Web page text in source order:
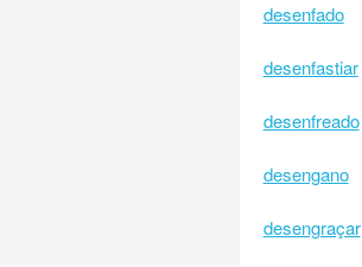
desenfado
desenfastiar
desenfreado
desengano
desengraçar